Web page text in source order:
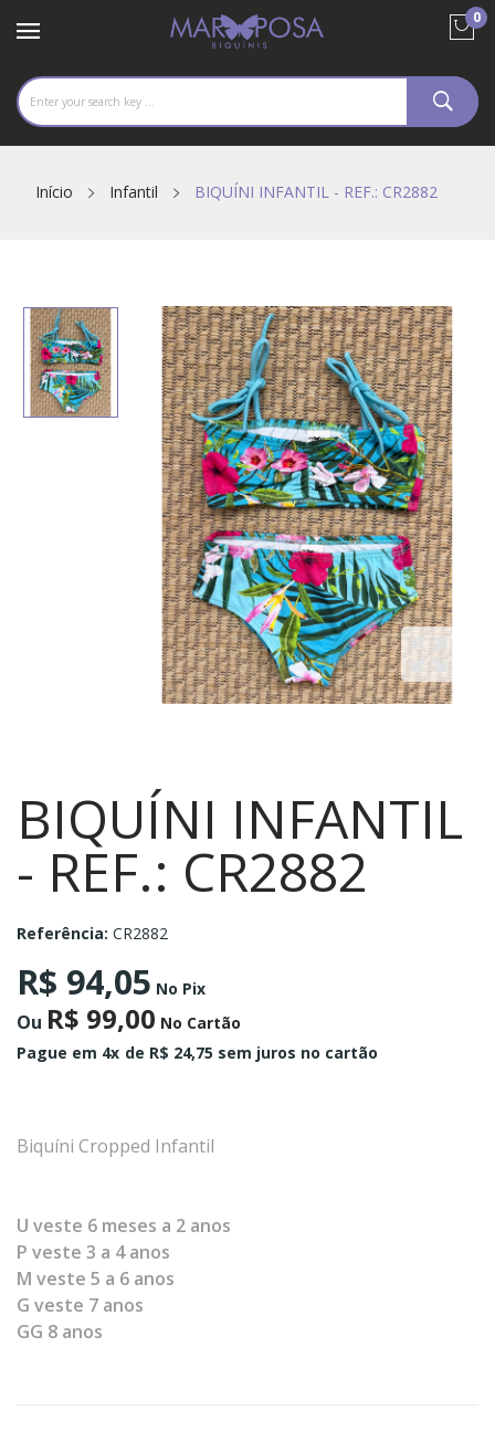
0
Início Infantil BIQUÍNI INFANTIL - REF.: CR2882
BIQUÍNI INFANTIL
- REF.: CR2882
Referência: CR2882
R$ 94,05 No Pix
Ou R$ 99,00 No Cartão
Pague em 4x de R$ 24,75 sem juros no cartão
Biquíni Cropped Infantil
U veste 6 meses a 2 anos
P veste 3 a 4 anos
M veste 5 a 6 anos
G veste 7 anos
GG 8 anos